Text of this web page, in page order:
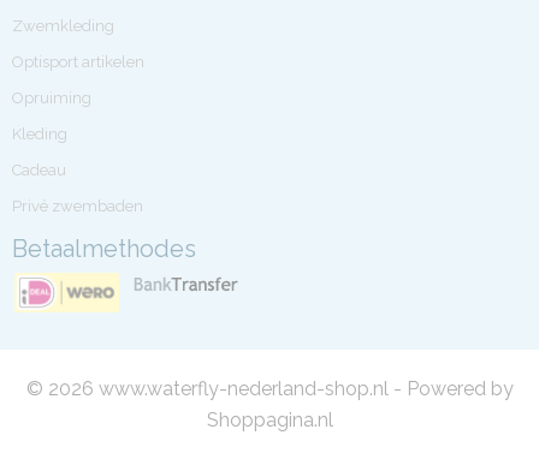
Zwemkleding
Optisport artikelen
Opruiming
Kleding
Cadeau
Privé zwembaden
Betaalmethodes
© 2026 www.waterfly-nederland-shop.nl - Powered by
Shoppagina.nl